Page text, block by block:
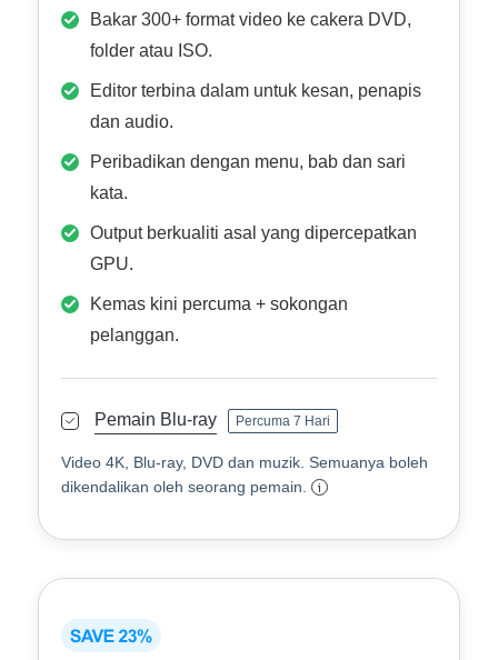
Bakar 300+ format video ke cakera DVD,
folder atau ISO.
Editor terbina dalam untuk kesan, penapis
dan audio.
Peribadikan dengan menu, bab dan sari
kata.
Output berkualiti asal yang dipercepatkan
GPU.
Kemas kini percuma + sokongan
pelanggan.
Pemain Blu-ray Percuma 7 Hari
Video 4K, Blu-ray, DVD dan muzik. Semuanya boleh
dikendalikan oleh seorang pemain.